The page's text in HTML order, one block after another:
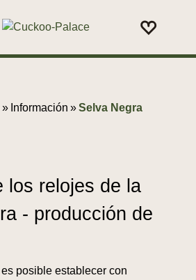
» Información »Selva Negra
los relojes de la
- producción de
posible establecer con